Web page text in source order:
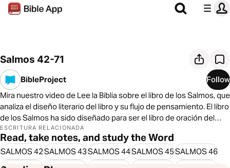
Salmos 42-71
BibleProject
Follow
Mira nuestro video de Lee la Biblia sobre el libro de los Salmos, que
analiza el diseño literario del libro y su flujo de pensamiento. El libro
de los Salmos ha sido diseñado para ser el libro de oración del
pueblo de Dios mientras esperan al Mesías y a su reino venidero.
ESCRITURA RELACIONADA
Read, take notes, and study the Word
SALMOS 42SALMOS 43SALMOS 44SALMOS 45SALMOS 46